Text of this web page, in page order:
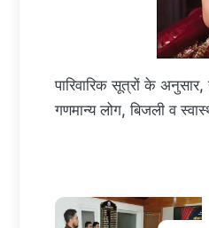
पारिवारिक सूत्रों के
गणमान्य लोग, बिजली व